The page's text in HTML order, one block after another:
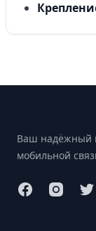
Ваш надёжный
мобильной